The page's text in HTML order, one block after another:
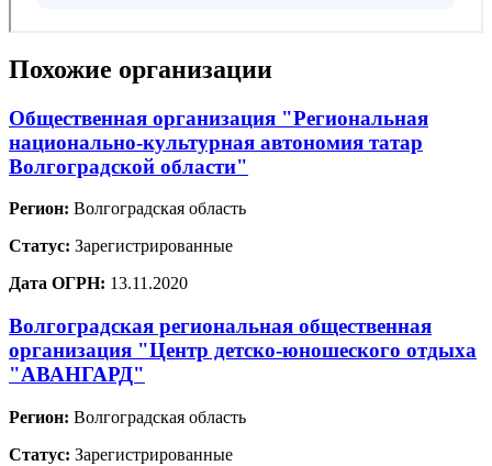
Похожие организации
Общественная организация "Региональная
национально-культурная автономия татар
Волгоградской области"
Регион: Волгоградская область
Статус: Зарегистрированные
Дата ОГРН: 13.11.2020
Волгоградская региональная общественная
организация "Центр детско-юношеского отдыха
"АВАНГАРД"
Регион: Волгоградская область
Статус: Зарегистрированные